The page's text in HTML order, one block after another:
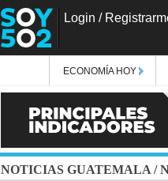
Login /
ECONOMÍA HOY
NOTICIAS GUATEMALA /